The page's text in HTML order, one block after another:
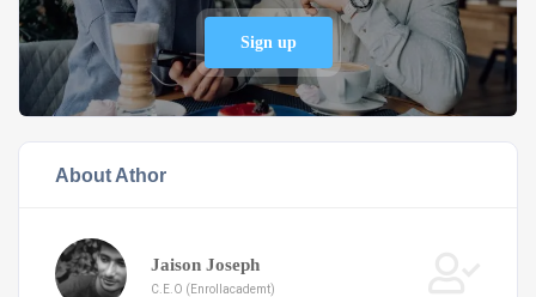
Sign up
About Athor
Jaison Joseph
C.E.O (Enrollacademt)